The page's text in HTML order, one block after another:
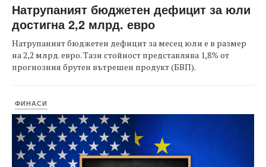
Натрупаният бюджетен дефицит за юли
достигна 2,2 млрд. евро
Натрупаният бюджетен дефицит за месец юли е в размер
на 2,2 млрд. евро. Тази стойност представлява 1,8% от
прогнозния брутен вътрешен продукт (БВП).
ФИНАСИ